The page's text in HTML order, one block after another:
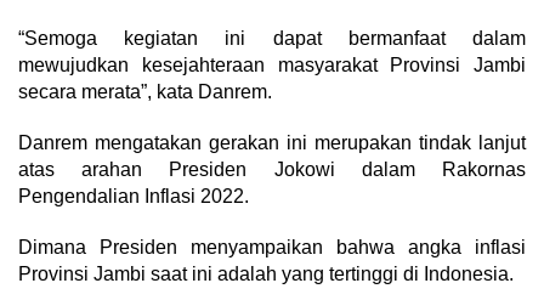
“Semoga kegiatan ini dapat bermanfaat dalam
mewujudkan kesejahteraan masyarakat Provinsi Jambi
secara merata”, kata Danrem.
Danrem mengatakan gerakan ini merupakan tindak lanjut
atas arahan Presiden Jokowi dalam Rakornas
Pengendalian Inflasi 2022.
Dimana Presiden menyampaikan bahwa angka inflasi
Provinsi Jambi saat ini adalah yang tertinggi di Indonesia.